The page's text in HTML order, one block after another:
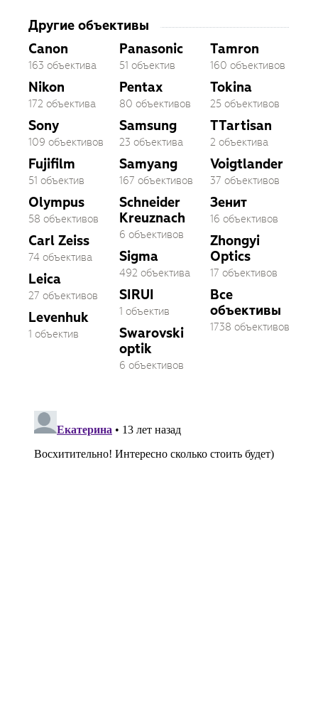
Другие объективы
Canon
163 объектива
Nikon
172 объектива
Sony
109 объективов
Fujifilm
51 объектив
Olympus
58 объективов
Carl Zeiss
74 объектива
Leica
27 объективов
Levenhuk
1 объектив
Panasonic
51 объектив
Pentax
80 объективов
Samsung
23 объектива
Samyang
167 объективов
Schneider
Kreuznach
6 объективов
Sigma
492 объектива
SIRUI
1 объектив
Swarovski
optik
6 объективов
Tamron
160 объективов
Tokina
25 объективов
TTartisan
2 объектива
Voigtlander
37 объективов
Зенит
16 объективов
Zhongyi
Optics
17 объективов
Все
объективы
1738 объективов